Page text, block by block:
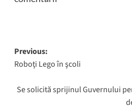
Post
navigation
Previous:
Roboţi Lego în şcoli
Se solicită sprijinul Guvernului